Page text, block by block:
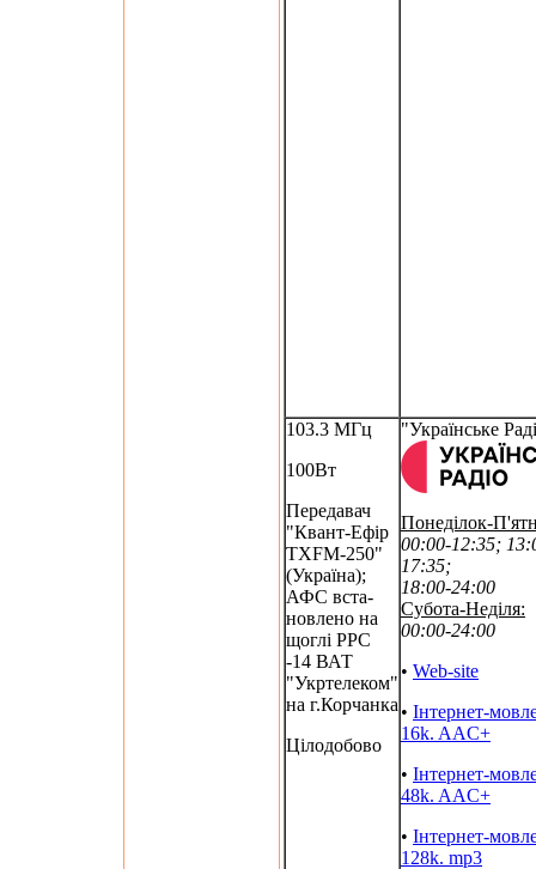
103.3 МГц
100Вт
Передавач
"Квант-Ефір
TXFM-250"
(Україна);
АФС вста-
новлено на
щоглі РРС
-14 ВАТ
"Укртелеком"
на г.Корчанка
Цілодобово
"Українське
Понеділок-
00:00-12:35;
17:35;
18:00-24:00
Субота-Неділя:
00:00-24:00
• Web-site
• Інтернет-
16k. AAC+
• Інтернет-
48k. AAC+
• Інтернет-
128k. mp3